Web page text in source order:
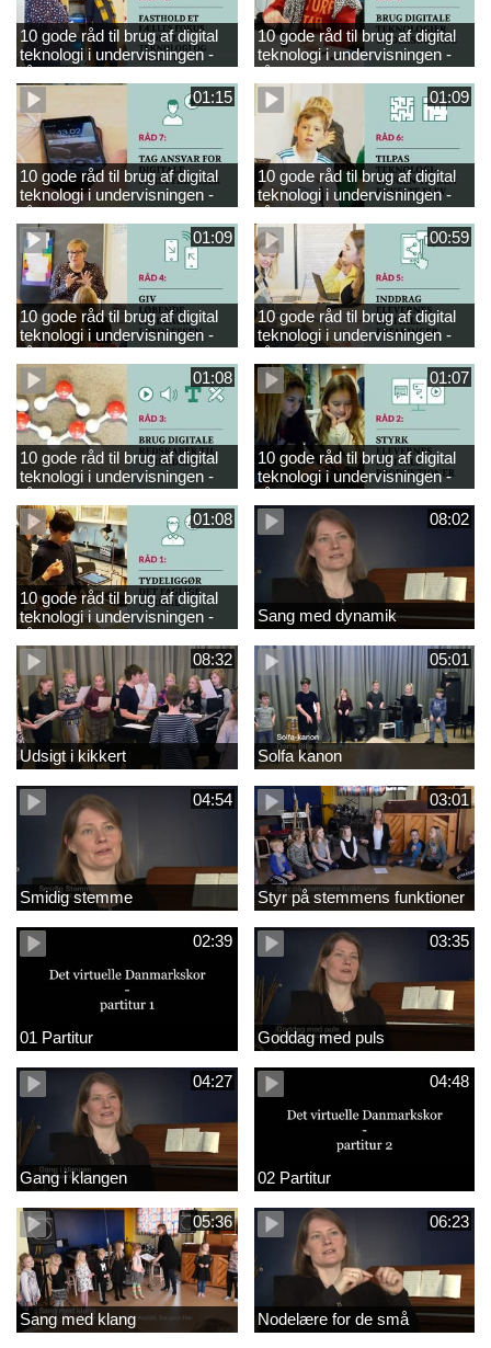
10 gode råd til brug af digital
teknologi i undervisningen -
råd 10
10 gode råd til brug af digital
teknologi i undervisningen -
råd 8
01:15
10 gode råd til brug af digital
teknologi i undervisningen -
råd 7
01:09
10 gode råd til brug af digital
teknologi i undervisningen -
råd 6
01:09
10 gode råd til brug af digital
teknologi i undervisningen -
råd 4
00:59
10 gode råd til brug af digital
teknologi i undervisningen -
råd 5
01:08
10 gode råd til brug af digital
teknologi i undervisningen -
råd 3
01:07
10 gode råd til brug af digital
teknologi i undervisningen -
råd 2
01:08
10 gode råd til brug af digital
teknologi i undervisningen -
råd 1
08:02
Sang med dynamik
08:32
Udsigt i kikkert
05:01
Solfa kanon
04:54
Smidig stemme
03:01
Styr på stemmens funktioner
02:39
01 Partitur
03:35
Goddag med puls
04:27
Gang i klangen
04:48
02 Partitur
05:36
Sang med klang
06:23
Nodelære for de små